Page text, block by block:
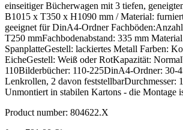
einseitiger Bücherwagen mit 3 tiefen,
B1015 x T350 x H1090 mm / Material:
geeignet für DinA4-Ordner
T250 mmFachbodenabstand: 335 mm
SpanplatteGestell: lackiertes Metall Farben:
EicheGestell: Weiß oder RotKapazität:
110Bilderbücher: 110-225DinA4-Ordner: 30-
Lenkrollen, 2 davon feststellbarDurchmesser:
Unmontiert in stabilen Kartons - die Montage
Product number: 804622.X